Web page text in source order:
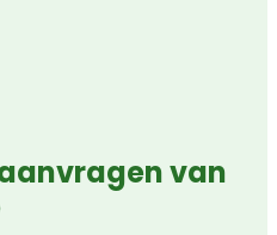
van